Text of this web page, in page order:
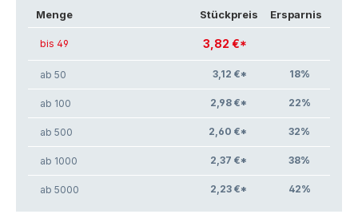
Menge Stückpreis Ersparnis
bis 49 3,82 €*
ab 50 3,12 €* 18%
ab 100 2,98 €* 22%
ab 500 2,60 €* 32%
ab 1000 2,37 €* 38%
ab 5000 2,23 €* 42%